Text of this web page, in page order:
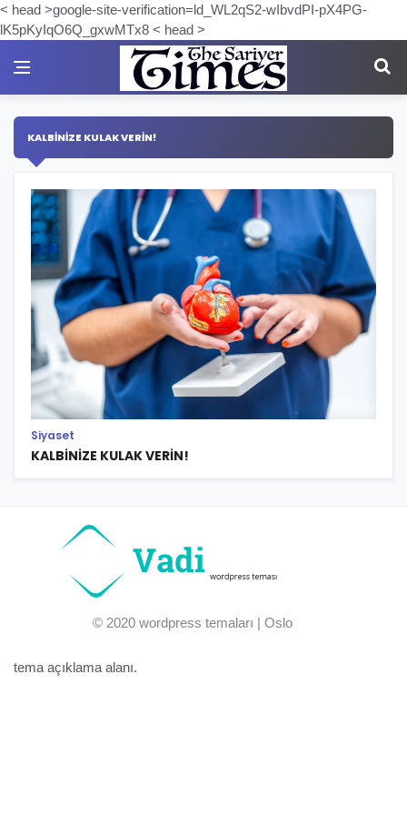
< head >google-site-verification=ld_WL2qS2-wIbvdPI-pX4PG-
lK5pKyIqO6Q_gxwMTx8 < head >
KALBİNİZE KULAK VERİN!
Siyaset
KALBİNİZE KULAK VERİN!
© 2020 wordpress temaları | Oslo
tema açıklama alanı.